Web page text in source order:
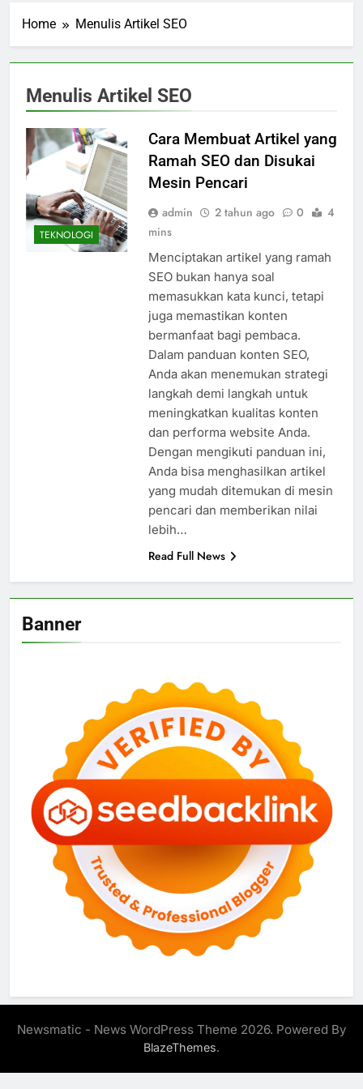
Home Menulis Artikel SEO
Menulis Artikel SEO
TEKNOLOGI
Cara Membuat Artikel yang
Ramah SEO dan Disukai
Mesin Pencari
admin 2 tahun ago 0
4
mins
Menciptakan artikel yang ramah
SEO bukan hanya soal
memasukkan kata kunci, tetapi
juga memastikan konten
bermanfaat bagi pembaca.
Dalam panduan konten SEO,
Anda akan menemukan strategi
langkah demi langkah untuk
meningkatkan kualitas konten
dan performa website Anda.
Dengan mengikuti panduan ini,
Anda bisa menghasilkan artikel
yang mudah ditemukan di mesin
pencari dan memberikan nilai
lebih…
Read Full News
Banner
Newsmatic - News WordPress Theme 2026. Powered By
BlazeThemes.